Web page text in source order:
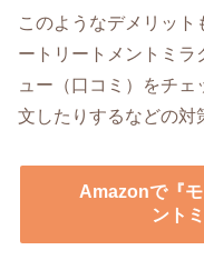
このようなデメリット
ートリートメントミ
ュー（口コミ）をチ
文したりするなどの対
Amazonで『
ント